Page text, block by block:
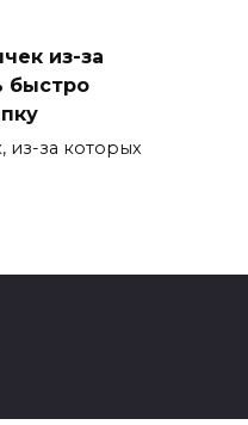
из-за
быстро
из-за которых